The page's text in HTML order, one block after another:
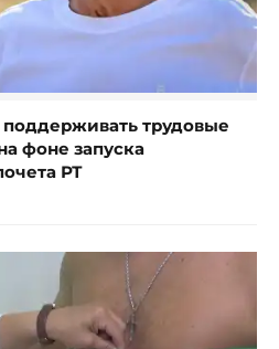
трудовые
фоне запуска
РТ